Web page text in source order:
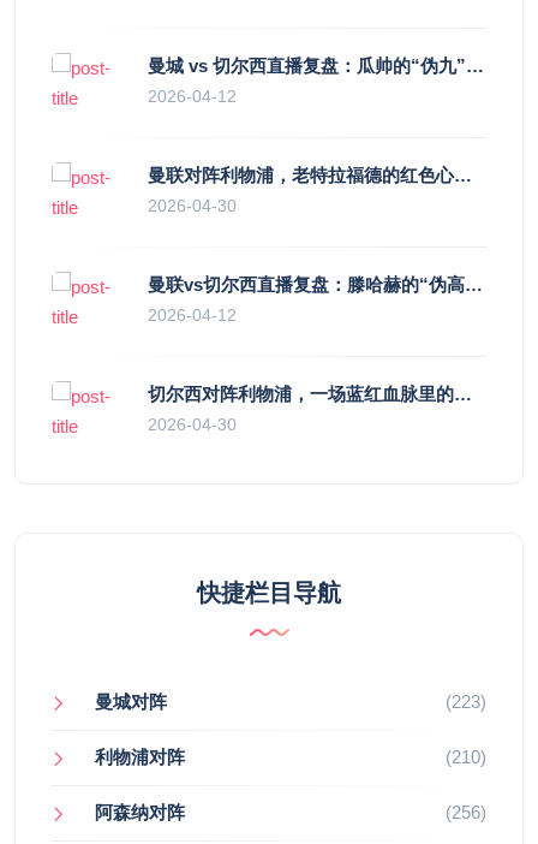
曼城 vs 切尔西直播复盘：瓜帅的“伪九”陷阱，如何绞杀蓝军的“三中卫”？
2026-04-12
曼联对阵利物浦，老特拉福德的红色心跳与蓝色暗涌
2026-04-30
曼联vs切尔西直播复盘：滕哈赫的“伪高位”与波切蒂诺的“无锋阵”，谁更拧巴？
2026-04-12
切尔西对阵利物浦，一场蓝红血脉里的恩怨与忠诚
2026-04-30
快捷栏目导航
曼城对阵 (223)
利物浦对阵 (210)
阿森纳对阵 (256)